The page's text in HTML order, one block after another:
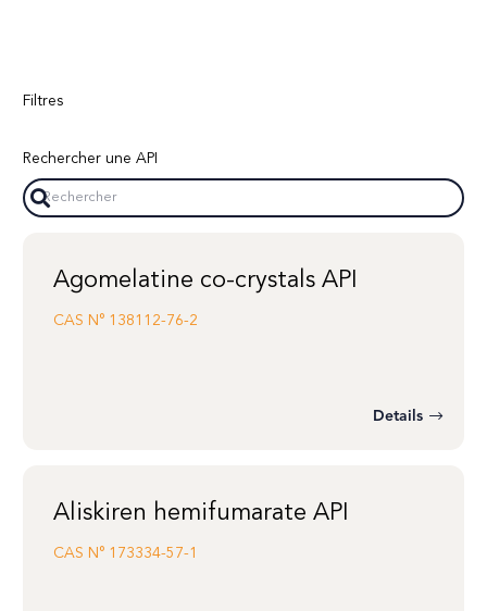
Filtres
Rechercher une API
Agomelatine co-crystals API
CAS N° 138112-76-2
Details
Aliskiren hemifumarate API
CAS N° 173334-57-1